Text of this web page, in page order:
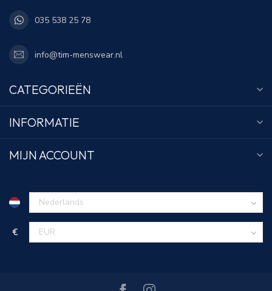
035 538 25 78
info@tim-menswear.nl
CATEGORIEËN
INFORMATIE
MIJN ACCOUNT
€